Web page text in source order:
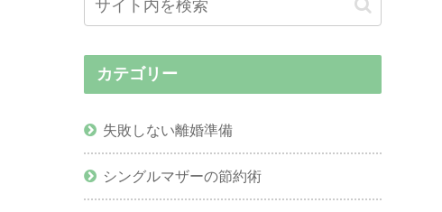
カテゴリー
失敗しない離婚準備
シングルマザーの節約術